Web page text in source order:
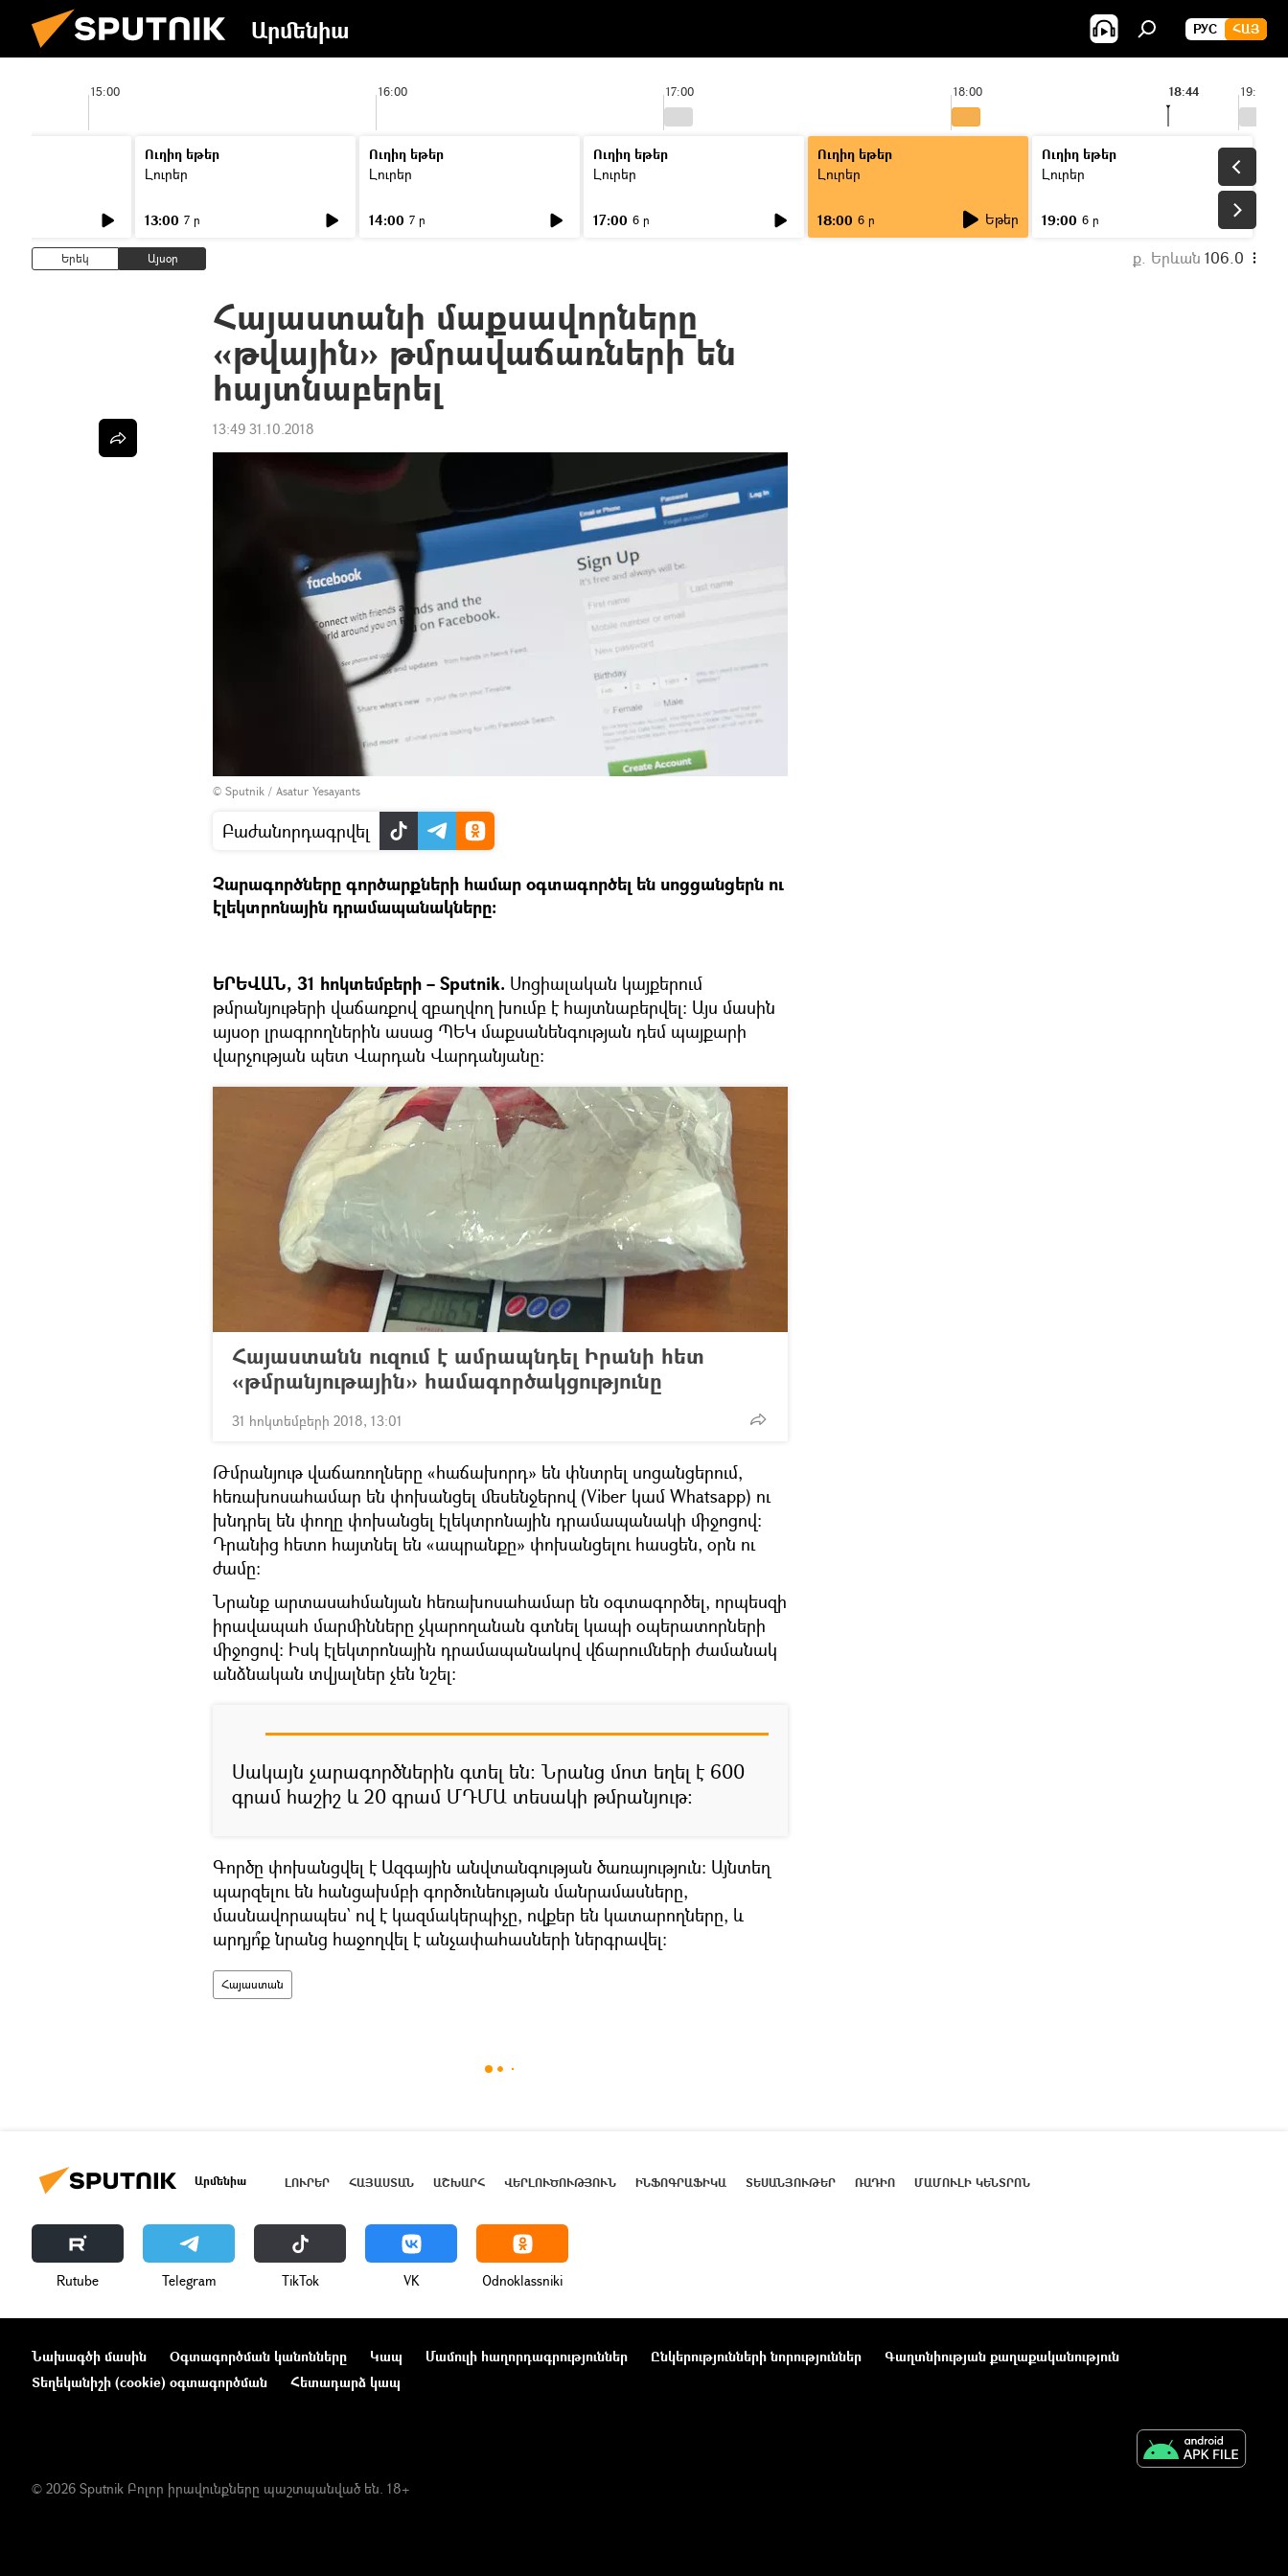
Արմենիա РУС ՀԱՅ
15:00 16:00 17:00 18:00 19:00
18:44
Ուղիղ եթեր
Լուրեր
13:00 7 ր
Ուղիղ եթեր
Լուրեր
14:00 7 ր
Ուղիղ եթեր
Լուրեր
17:00 6 ր
Ուղիղ եթեր
Լուրեր
18:00 6 ր Եթեր
Ուղիղ եթեր
Լուրեր
19:00 6 ր
Երեկ Այսօր ք. Երևան 106.0
Հայաստանի մաքսավորները
«թվային» թմրավաճառների են
հայտնաբերել
13:49 31.10.2018
© Sputnik / Asatur Yesayants
Բաժանորդագրվել
Չարագործները գործարքների համար օգտագործել են սոցցանցերն ու
էլեկտրոնային դրամապանակները։
ԵՐԵՎԱՆ, 31 հոկտեմբերի – Sputnik. Սոցիալական կայքերում
թմրանյութերի վաճառքով զբաղվող խումբ է հայտնաբերվել: Այս մասին
այսօր լրագրողներին ասաց ՊԵԿ մաքսանենգության դեմ պայքարի
վարչության պետ Վարդան Վարդանյանը։
Հայաստանն ուզում է ամրապնդել Իրանի հետ
«թմրանյութային» համագործակցությունը
31 հոկտեմբերի 2018, 13:01
Թմրանյութ վաճառողները «հաճախորդ» են փնտրել սոցանցերում,
հեռախոսահամար են փոխանցել մեսենջերով (Viber կամ Whatsapp) ու
խնդրել են փողը փոխանցել էլեկտրոնային դրամապանակի միջոցով։
Դրանից հետո հայտնել են «ապրանքը» փոխանցելու հասցեն, օրն ու
ժամը։
Նրանք արտասահմանյան հեռախոսահամար են օգտագործել, որպեսզի
իրավապահ մարմինները չկարողանան գտնել կապի օպերատորների
միջոցով։ Իսկ էլեկտրոնային դրամապանակով վճարումների ժամանակ
անձնական տվյալներ չեն նշել։
Սակայն չարագործներին գտել են։ Նրանց մոտ եղել է 600
գրամ հաշիշ և 20 գրամ ՄԴՄԱ տեսակի թմրանյութ։
Գործը փոխանցվել է Ազգային անվտանգության ծառայություն։ Այնտեղ
պարզելու են հանցախմբի գործունեության մանրամասները,
մասնավորապես` ով է կազմակերպիչը, ովքեր են կատարողները, և
արդյո՞ք նրանց հաջողվել է անչափահասների ներգրավել։
Հայաստան
Արմենիա ԼՈՒՐԵՐ ՀԱՅԱՍՏԱՆ ԱՇԽԱՐՀ ՎԵՐԼՈՒԾՈՒԹՅՈՒՆ ԻՆՖՈԳՐԱՖԻԿԱ ՏԵՍԱՆՅՈՒԹԵՐ ՌԱԴԻՈ ՄԱՄՈՒԼԻ ԿԵՆՏՐՈՆ
Rutube Telegram ТikТоk VK Odnoklassniki
Նախագծի մասին Օգտագործման կանոնները Կապ Մամուլի հաղորդագրություններ Ընկերությունների նորություններ
Գաղտնիության քաղաքականություն
Տեղեկանիշի (cookie) օգտագործման
Հետադարձ կապ
© 2026 Sputnik Բոլոր իրավունքները պաշտպանված են. 18+